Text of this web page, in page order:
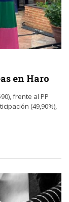
en Haro
frente al PP
(49,90%),